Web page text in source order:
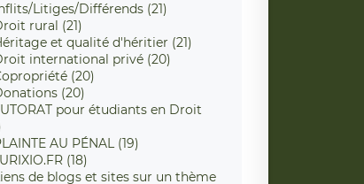
Litiges/Différends (21)
rural (21)
et qualité d'héritier (21)
international privé (20)
(20)
(20)
pour étudiants en Droit
AU PÉNAL (19)
(18)
de blogs et sites sur un thème